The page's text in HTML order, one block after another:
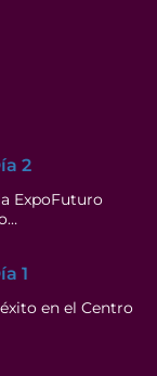
2
ExpoFuturo
1
en el Centro